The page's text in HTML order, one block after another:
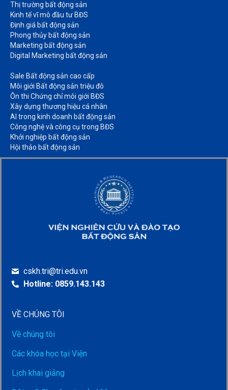
Thị trường bất động sản​
Kinh tế vĩ mô đầu tư BĐS​
Định giá bất động sản​
Phong thủy bất động sản​
Marketing bất động sản​
Digital Marketing bất động sản​
Sale Bất động sản cao cấp​
Môi giới Bất động sản triệu đô​
Ôn thi Chứng chỉ môi giới BĐS​
Xây dựng thương hiệu cá nhân​
AI trong kinh doanh bất động sản​
Công nghệ và công cụ trong BĐS​
Khởi nghiệp bất động sản​
Hội thảo bất động sản​
cskh.tri@tri.edu.vn
Hotline: 0859.143.143
VỀ CHÚNG TÔI
Về chúng tôi
Các khóa học tại Viện
Lịch khai giảng